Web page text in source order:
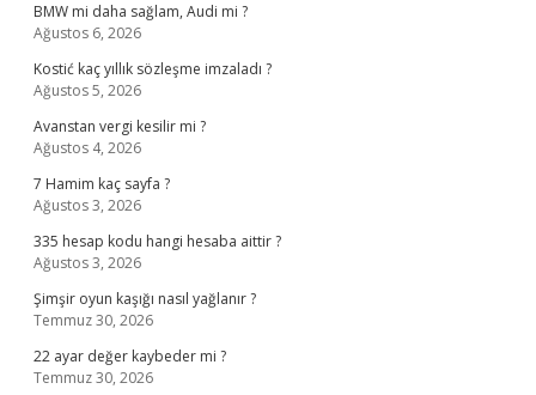
BMW mi daha sağlam, Audi mi ?
Ağustos 6, 2026
Kostić kaç yıllık sözleşme imzaladı ?
Ağustos 5, 2026
Avanstan vergi kesilir mi ?
Ağustos 4, 2026
7 Hamim kaç sayfa ?
Ağustos 3, 2026
335 hesap kodu hangi hesaba aittir ?
Ağustos 3, 2026
Şimşir oyun kaşığı nasıl yağlanır ?
Temmuz 30, 2026
22 ayar değer kaybeder mi ?
Temmuz 30, 2026